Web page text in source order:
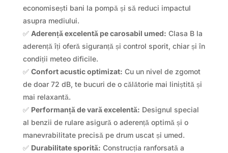
economisești bani la pompă și să reduci impactul
asupra mediului.
✅ Aderență excelentă pe carosabil umed: Clasa B la
aderență îți oferă siguranță și control sporit, chiar și în
condiții meteo dificile.
✅ Confort acustic optimizat: Cu un nivel de zgomot
de doar 72 dB, te bucuri de o călătorie mai liniștită și
mai relaxantă.
✅ Performanță de vară excelentă: Designul special
al benzii de rulare asigură o aderență optimă și o
manevrabilitate precisă pe drum uscat și umed.
✅ Durabilitate sporită: Construcția ranforsată a